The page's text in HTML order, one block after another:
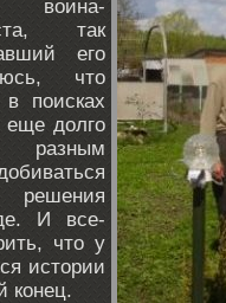
воина-
так
его
что
поисках
еще долго
решения
И все-
что у
истории
конец.